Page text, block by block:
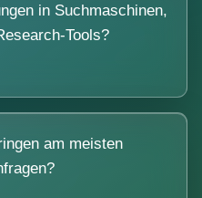
in Suchmaschinen,
Tools?
am meisten